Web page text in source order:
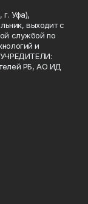
г. Уфа),
выходит с
службой по
и
РБ, АО ИД